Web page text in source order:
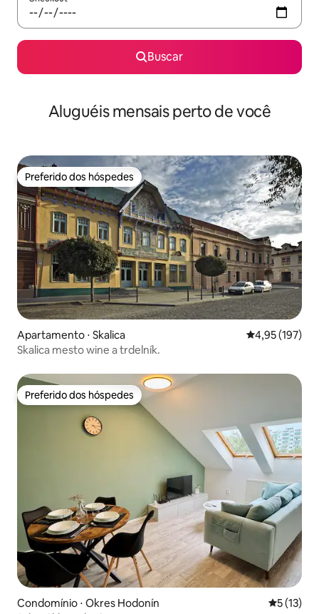
Buscar
Aluguéis mensais perto de você
Preferido dos hóspedes
Preferido dos hóspedes
Apartamento ⋅ Skalica 4,95 de uma
4,95 (197)
Skalica mesto wine a trdelník.
Preferido dos hóspedes
Preferido dos hóspedes
Condomínio ⋅ Okres Hodonín 5 de uma
5 (13)